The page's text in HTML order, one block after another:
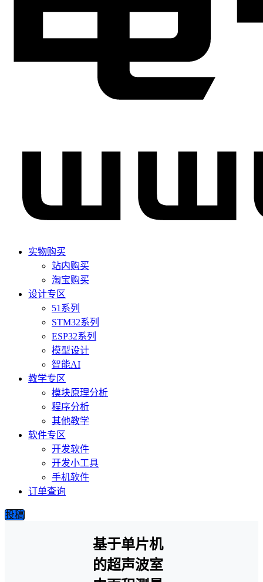
实物购买
站内购买
淘宝购买
设计专区
51系列
STM32系列
ESP32系列
模型设计
智能AI
教学专区
模块原理分析
程序分析
其他教学
软件专区
开发软件
开发小工具
手机软件
订单查询
投稿
基于单片机
的超声波室